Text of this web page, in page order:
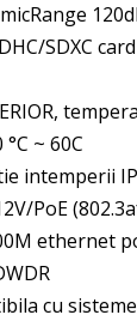
SDXC
~ 60C
intemperii
PoE
ethernet
cu